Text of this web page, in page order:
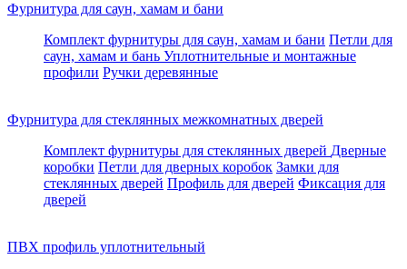
Фурнитура для саун, хамам и бани
Комплект фурнитуры для саун, хамам и бани Петли для
саун, хамам и бань Уплотнительные и монтажные
профили Ручки деревянные
Фурнитура для стеклянных межкомнатных дверей
Комплект фурнитуры для стеклянных дверей Дверные
коробки Петли для дверных коробок Замки для
стеклянных дверей Профиль для дверей Фиксация для
дверей
ПВХ профиль уплотнительный